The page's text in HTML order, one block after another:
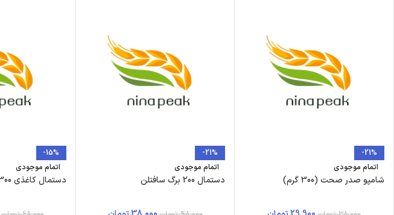
-21%
اتمام موجودی
شامپو صدر صحت (300 گرم)
-21%
اتمام موجودی
دستمال 200 برگ سافتلن
-15%
اتمام موجودی
دستمال کاغذی 300 برگ سافتلن